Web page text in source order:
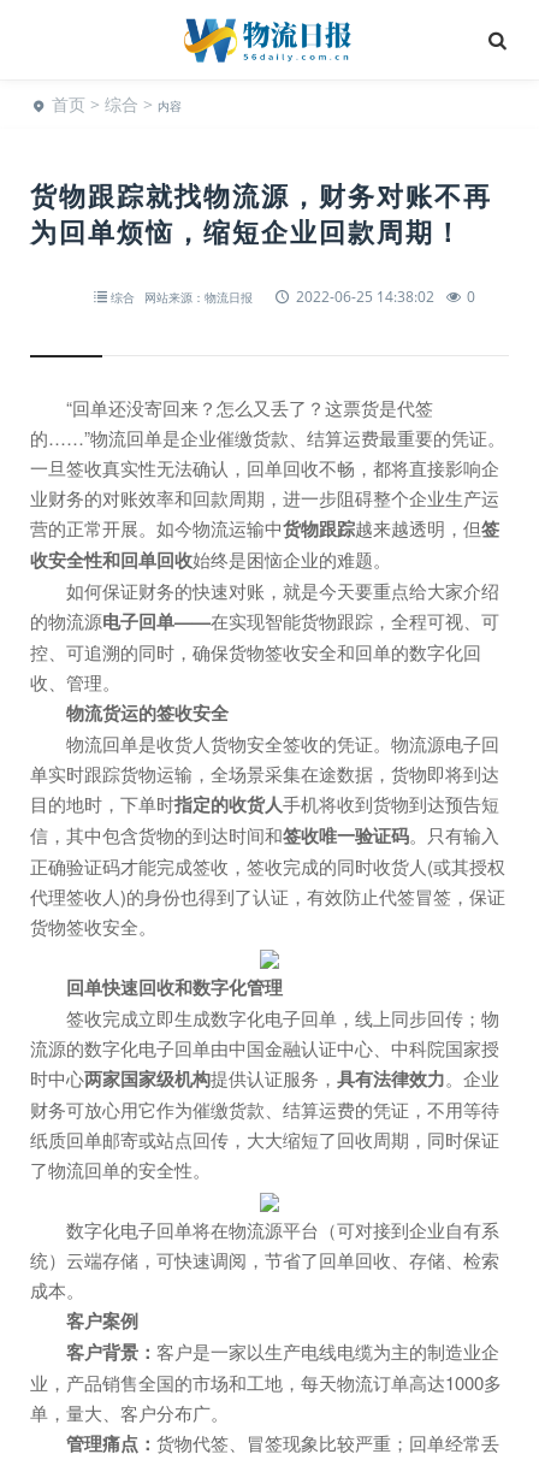
首页 > 综合 > 内容
货物跟踪就找物流源，财务对账不再
为回单烦恼，缩短企业回款周期！
综合 网站来源：物流日报 2022-06-25 14:38:02 0
“回单还没寄回来？怎么又丢了？这票货是代签
的……”物流回单是企业催缴货款、结算运费最重要的凭证。
一旦签收真实性无法确认，回单回收不畅，都将直接影响企
业财务的对账效率和回款周期，进一步阻碍整个企业生产运
营的正常开展。如今物流运输中货物跟踪越来越透明，但签
收安全性和回单回收始终是困恼企业的难题。
如何保证财务的快速对账，就是今天要重点给大家介绍
的物流源电子回单——在实现智能货物跟踪，全程可视、可
控、可追溯的同时，确保货物签收安全和回单的数字化回
收、管理。
物流货运的签收安全
物流回单是收货人货物安全签收的凭证。物流源电子回
单实时跟踪货物运输，全场景采集在途数据，货物即将到达
目的地时，下单时指定的收货人手机将收到货物到达预告短
信，其中包含货物的到达时间和签收唯一验证码。只有输入
正确验证码才能完成签收，签收完成的同时收货人(或其授权
代理签收人)的身份也得到了认证，有效防止代签冒签，保证
货物签收安全。
回单快速回收和数字化管理
签收完成立即生成数字化电子回单，线上同步回传；物
流源的数字化电子回单由中国金融认证中心、中科院国家授
时中心两家国家级机构提供认证服务， 具有法律效力。企业
财务可放心用它作为催缴货款、结算运费的凭证，不用等待
纸质回单邮寄或站点回传，大大缩短了回收周期，同时保证
了物流回单的安全性。
数字化电子回单将在物流源平台（可对接到企业自有系
统）云端存储，可快速调阅，节省了回单回收、存储、检索
成本。
客户案例
客户背景 ： 客户是一家以生产电线电缆为主的制造业企
业，产品销售全国的市场和工地，每天物流订单高达1000多
单，量大、客户分布广。
管理痛点： 货物代签、冒签现象比较严重；回单经常丢